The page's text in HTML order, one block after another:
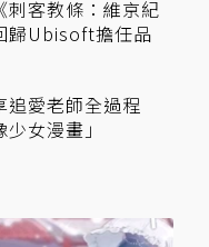
刺客教條：維京紀
歸Ubisoft擔任品
追愛老師全過程
女漫畫」